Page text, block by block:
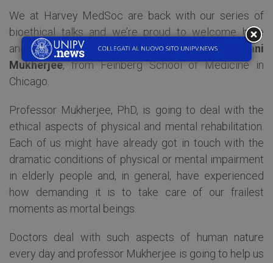
We at Harvey MedSoc are back with our series of
bioethical talks and we’re proud to welcome here
another world-renowned ethicist: professor
Debjani
Mukherjee, from Feinberg School of Medicine in
Chicago.
Professor Mukherjee, PhD, is going to deal with the
ethical aspects of physical and mental rehabilitation.
Each of us might have already got in touch with the
dramatic conditions of physical or mental impairment
in elderly people and, in general, have experienced
how demanding it is to take care of our frailest
moments as mortal beings.
Doctors deal with such aspects of human nature
every day and professor Mukherjee is going to help us